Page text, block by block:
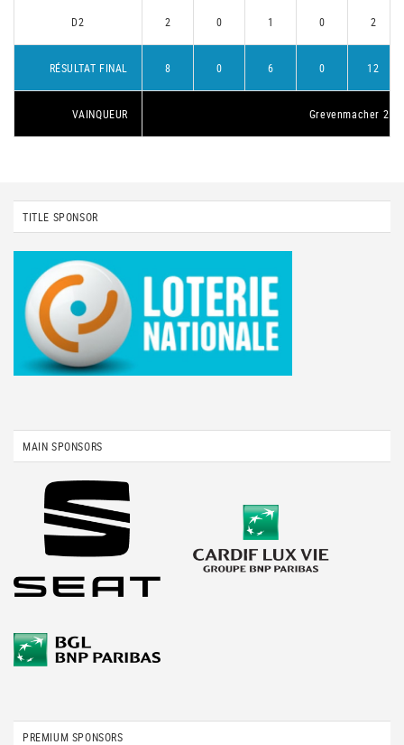
D2 2 0 1 0 2
RÉSULTAT FINAL 8 0 6 0 12
VAINQUEUR Grevenmacher 2
TITLE SPONSOR
MAIN SPONSORS
PREMIUM SPONSORS